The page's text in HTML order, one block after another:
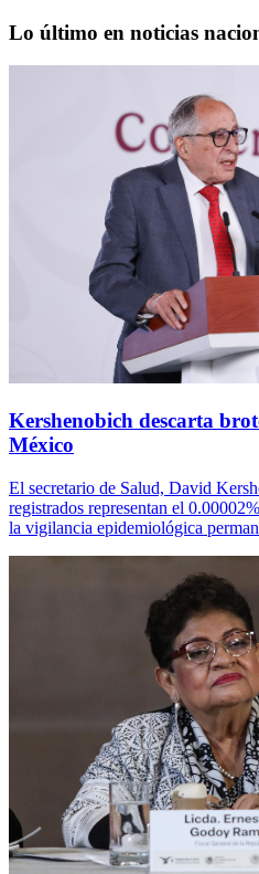
Lo último en noticias
Kershenobich descarta
México
El secretario de Salud, David
registrados representan el
la vigilancia epidemiológica